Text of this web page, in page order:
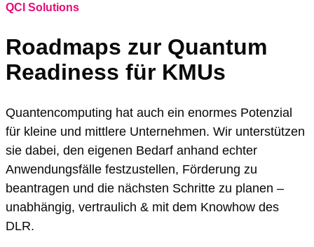
QCI Solutions
Roadmaps zur Quantum
Readiness für KMUs
Quantencomputing hat auch ein enormes Potenzial
für kleine und mittlere Unternehmen. Wir unterstützen
sie dabei, den eigenen Bedarf anhand echter
Anwendungsfälle festzustellen, Förderung zu
beantragen und die nächsten Schritte zu planen –
unabhängig, vertraulich & mit dem Knowhow des
DLR.